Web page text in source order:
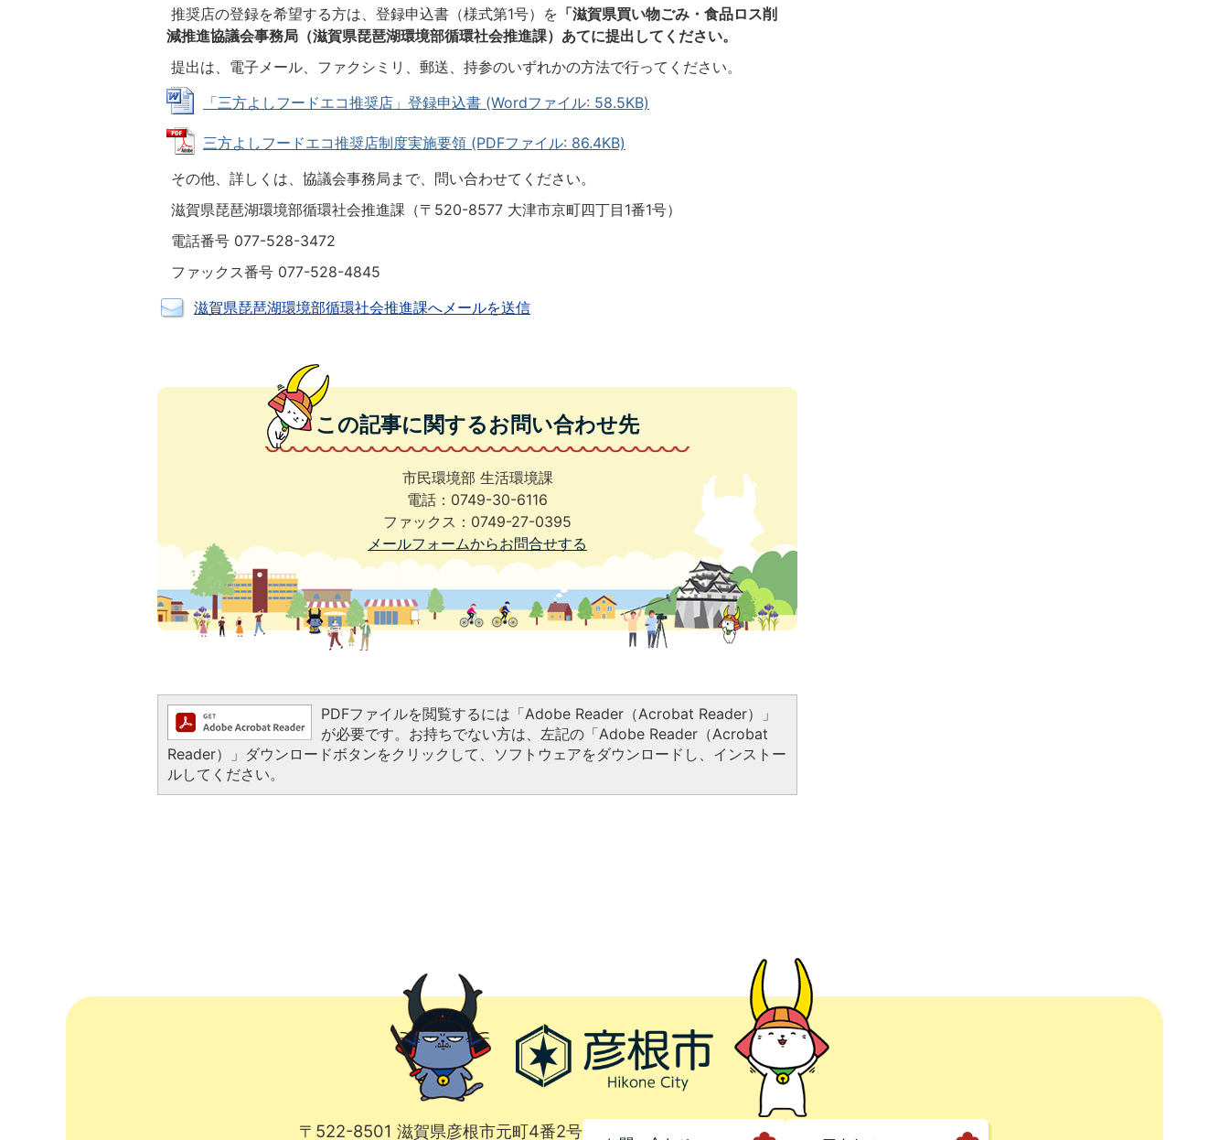
推奨店の登録を希望する方は、登録申込書（様式第1号）を 「滋賀県買い物ごみ・食品ロス削
減推進協議会事務局（滋賀県琵琶湖環境部循環社会推進課）あてに提出してください。
提出は、電子メール、ファクシミリ、郵送、持参のいずれかの方法で行ってください。
「三方よしフードエコ推奨店」登録申込書 (Wordファイル: 58.5KB)
三方よしフードエコ推奨店制度実施要領 (PDFファイル: 86.4KB)
その他、詳しくは、協議会事務局まで、問い合わせてください。
滋賀県琵琶湖環境部循環社会推進課（〒520-8577 大津市京町四丁目1番1号）
電話番号 077-528-3472
ファックス番号 077-528-4845
滋賀県琵琶湖環境部循環社会推進課へメールを送信
この記事に関するお問い合わせ先
市民環境部 生活環境課
電話：0749-30-6116
ファックス：0749-27-0395
メールフォームからお問合せする
PDFファイルを閲覧するには「Adobe Reader（Acrobat Reader）」
が必要です。お持ちでない方は、左記の「Adobe Reader（Acrobat
Reader）」ダウンロードボタンをクリックして、ソフトウェアをダウンロードし、インストー
ルしてください。
〒522-8501 滋賀県彦根市元町4番2号